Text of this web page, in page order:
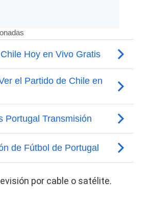
por cable o satélite.